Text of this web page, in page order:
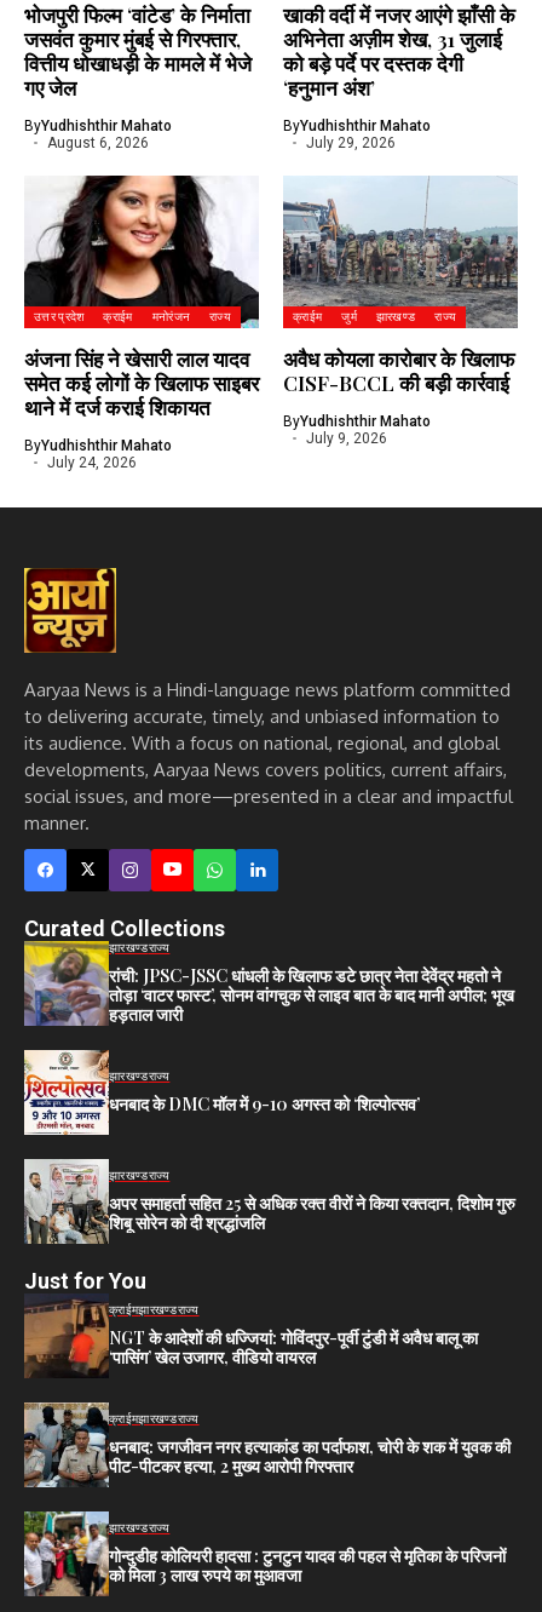
भोजपुरी फिल्म ‘वांटेड’ के निर्माता
जसवंत कुमार मुंबई से गिरफ्तार,
वित्तीय धोखाधड़ी के मामले में भेजे
गए जेल
ByYudhishthir Mahato
August 6, 2026
खाकी वर्दी में नजर आएंगे झाँसी के
अभिनेता अज़ीम शेख, 31 जुलाई
को बड़े पर्दे पर दस्तक देगी
‘हनुमान अंश’
ByYudhishthir Mahato
July 29, 2026
उत्तर प्रदेश क्राईम मनोरंजन राज्य
अंजना सिंह ने खेसारी लाल यादव
समेत कई लोगों के खिलाफ साइबर
थाने में दर्ज कराई शिकायत
ByYudhishthir Mahato
July 24, 2026
क्राईम जुर्म झारखण्ड राज्य
अवैध कोयला कारोबार के खिलाफ
CISF-BCCL की बड़ी कार्रवाई
ByYudhishthir Mahato
July 9, 2026
Aaryaa News is a Hindi-language news platform committed
to delivering accurate, timely, and unbiased information to
its audience. With a focus on national, regional, and global
developments, Aaryaa News covers politics, current affairs,
social issues, and more—presented in a clear and impactful
manner.
Curated Collections
झारखण्डराज्य
रांची: JPSC-JSSC धांधली के खिलाफ डटे छात्र नेता देवेंद्र महतो ने
तोड़ा ‘वाटर फास्ट’, सोनम वांगचुक से लाइव बात के बाद मानी अपील; भूख
हड़ताल जारी
झारखण्डराज्य
धनबाद के DMC मॉल में 9-10 अगस्त को ‘शिल्पोत्सव’
झारखण्डराज्य
अपर समाहर्ता सहित 25 से अधिक रक्त वीरों ने किया रक्तदान, दिशोम गुरु
शिबू सोरेन को दी श्रद्धांजलि
Just for You
क्राईमझारखण्डराज्य
NGT के आदेशों की धज्जियां: गोविंदपुर-पूर्वी टुंडी में अवैध बालू का
‘पासिंग’ खेल उजागर, वीडियो वायरल
क्राईमझारखण्डराज्य
धनबाद: जगजीवन नगर हत्याकांड का पर्दाफाश, चोरी के शक में युवक की
पीट-पीटकर हत्या, 2 मुख्य आरोपी गिरफ्तार
झारखण्डराज्य
गोन्दुडीह कोलियरी हादसा : टुनटुन यादव की पहल से मृतिका के परिजनों
को मिला 3 लाख रुपये का मुआवजा